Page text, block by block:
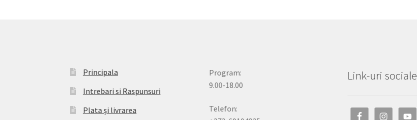
Principala
Intrebari si Raspunsuri
Plata și livrarea
Program:
9.00-18.00
Telefon:
Link-uri sociale